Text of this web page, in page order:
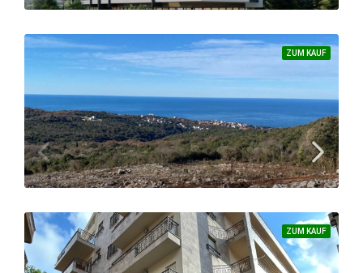
1 1 62
Neue Wohnanlage in Ulcinj | Nur 3 Km vom großen Strand entfernt
APARTMENT, NEUBAU
ZUM KAUF
ZUM KAUF